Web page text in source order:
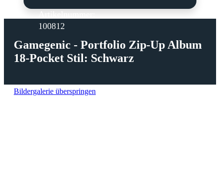
Artikelnummer:
100812
Gamegenic - Portfolio Zip-Up Album
18-Pocket Stil: Schwarz
Bildergalerie überspringen